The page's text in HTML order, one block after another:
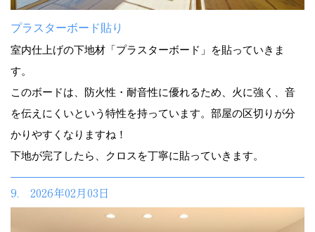
プラスターボード貼り
室内仕上げの下地材「プラスターボード」を貼っていきま
す。
このボードは、防火性・耐音性に優れるため、火に強く、音
を伝えにくいという特性を持っています。部屋の区切りが分
かりやすくなりますね！
下地が完了したら、クロスを丁寧に貼っていきます。
9. 2026年02月03日